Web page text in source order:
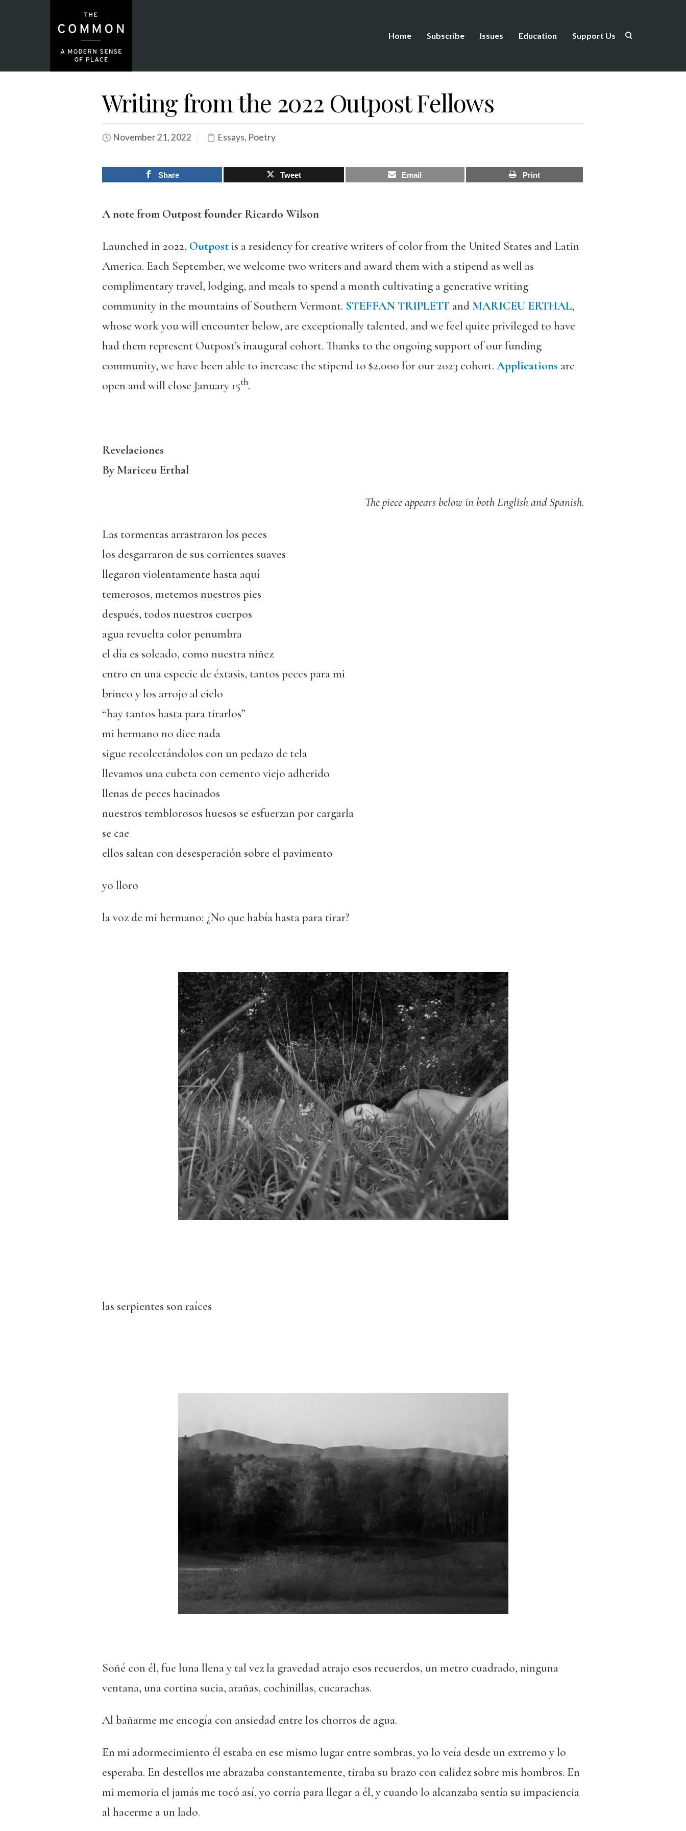
Home Subscribe Issues Education Support Us
Writing from the 2022 Outpost Fellows
November 21, 2022 Essays, Poetry
Share Tweet Email Print
A note from Outpost founder Ricardo Wilson
Launched in 2022, Outpostis a residency for creative writers of color from the United States and Latin
America. Each September, we welcome two writers and award them with a stipend as well as
complimentary travel, lodging, and meals to spend a month cultivating a generative writing
community in the mountains of Southern Vermont. STEFFAN TRIPLETT and MARICEU ERTHAL,
whose work you will encounter below, are exceptionally talented, and we feel quite privileged to have
had them represent Outpost’s inaugural cohort. Thanks to the ongoing support of our funding
community, we have been able to increase the stipend to $2,000 for our 2023 cohort. Applications are
open and will close January 15th.
Revelaciones
By Mariceu Erthal
The piece appears below in both English and Spanish.
Las tormentas arrastraron los peces
los desgarraron de sus corrientes suaves
llegaron violentamente hasta aquí
temerosos, metemos nuestros pies
después, todos nuestros cuerpos
agua revuelta color penumbra
el día es soleado, como nuestra niñez
entro en una especie de éxtasis, tantos peces para mi
brinco y los arrojo al cielo
“hay tantos hasta para tirarlos”
mi hermano no dice nada
sigue recolectándolos con un pedazo de tela
llevamos una cubeta con cemento viejo adherido
llenas de peces hacinados
nuestros temblorosos huesos se esfuerzan por cargarla
se cae
ellos saltan con desesperación sobre el pavimento
yo lloro
la voz de mi hermano: ¿No que había hasta para tirar?
las serpientes son raíces
Soñé con él, fue luna llena y tal vez la gravedad atrajo esos recuerdos, un metro cuadrado, ninguna
ventana, una cortina sucia, arañas, cochinillas, cucarachas.
Al bañarme me encogía con ansiedad entre los chorros de agua.
En mi adormecimiento él estaba en ese mismo lugar entre sombras, yo lo veía desde un extremo y lo
esperaba. En destellos me abrazaba constantemente, tiraba su brazo con calidez sobre mis hombros. En
mi memoria el jamás me tocó así, yo corría para llegar a él, y cuando lo alcanzaba sentía su impaciencia
al hacerme a un lado.